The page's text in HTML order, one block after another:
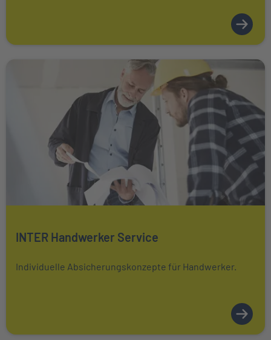
Weiter zu INTER Handwerker Service
INTER Handwerker Service
Individuelle Absicherungskonzepte für Handwerker.